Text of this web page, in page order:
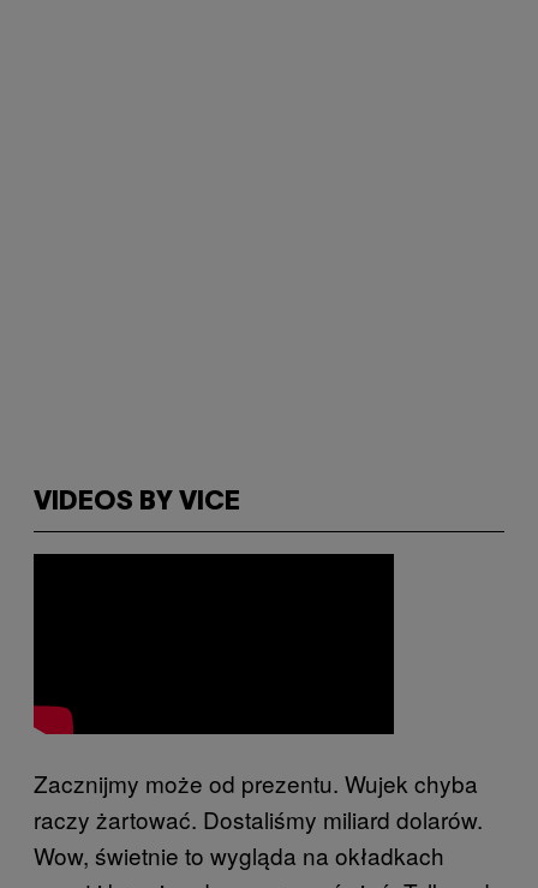
VIDEOS BY VICE
Zacznijmy może od prezentu. Wujek chyba
raczy żartować. Dostaliśmy miliard dolarów.
Wow, świetnie to wygląda na okładkach